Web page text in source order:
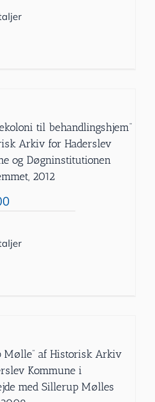
til behandlingshjem”
Arkiv for Haderslev
og Døgninstitutionen
2012
Mølle” af Historisk Arkiv
Kommune i
med Sillerup Mølles